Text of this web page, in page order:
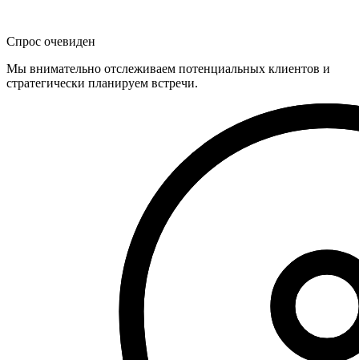
Спрос очевиден
Мы внимательно отслеживаем потенциальных клиентов и
стратегически планируем встречи.